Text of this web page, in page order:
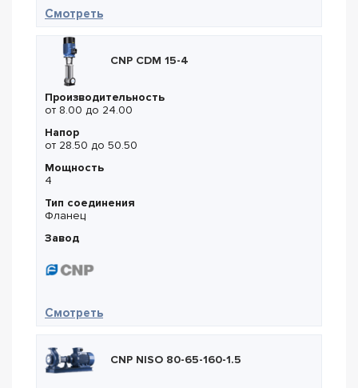
Смотреть— CNP CDL 1-21
CNP CDM 15-4
Производительность
от 8.00 до 24.00
Напор
от 28.50 до 50.50
Мощность
4
Тип соединения
Фланец
Завод
Смотреть— CNP CDM 15-4
CNP NISO 80-65-160-1.5